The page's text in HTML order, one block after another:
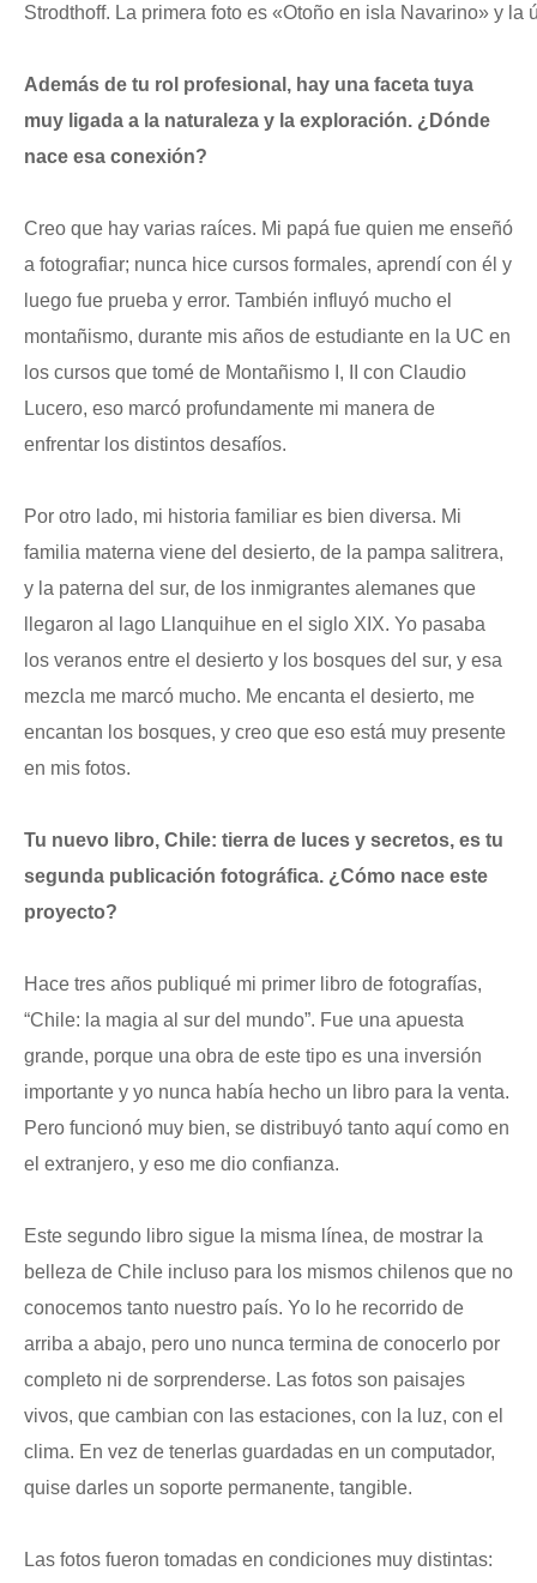
Strodthoff. La primera foto es «Otoño en isla Navarino» y la
Además de tu rol profesional, hay una faceta tuya
muy ligada a la naturaleza y la exploración. ¿Dónde
nace esa conexión?
Creo que hay varias raíces. Mi papá fue quien me enseñó
a fotografiar; nunca hice cursos formales, aprendí con él y
luego fue prueba y error. También influyó mucho el
montañismo, durante mis años de estudiante en la UC en
los cursos que tomé de Montañismo I, II con Claudio
Lucero, eso marcó profundamente mi manera de
enfrentar los distintos desafíos.
Por otro lado, mi historia familiar es bien diversa. Mi
familia materna viene del desierto, de la pampa salitrera,
y la paterna del sur, de los inmigrantes alemanes que
llegaron al lago Llanquihue en el siglo XIX. Yo pasaba
los veranos entre el desierto y los bosques del sur, y esa
mezcla me marcó mucho. Me encanta el desierto, me
encantan los bosques, y creo que eso está muy presente
en mis fotos.
Tu nuevo libro, Chile: tierra de luces y secretos, es tu
segunda publicación fotográfica. ¿Cómo nace este
proyecto?
Hace tres años publiqué mi primer libro de fotografías,
“Chile: la magia al sur del mundo”. Fue una apuesta
grande, porque una obra de este tipo es una inversión
importante y yo nunca había hecho un libro para la venta.
Pero funcionó muy bien, se distribuyó tanto aquí como en
el extranjero, y eso me dio confianza.
Este segundo libro sigue la misma línea, de mostrar la
belleza de Chile incluso para los mismos chilenos que no
conocemos tanto nuestro país. Yo lo he recorrido de
arriba a abajo, pero uno nunca termina de conocerlo por
completo ni de sorprenderse. Las fotos son paisajes
vivos, que cambian con las estaciones, con la luz, con el
clima. En vez de tenerlas guardadas en un computador,
quise darles un soporte permanente, tangible.
Las fotos fueron tomadas en condiciones muy distintas: